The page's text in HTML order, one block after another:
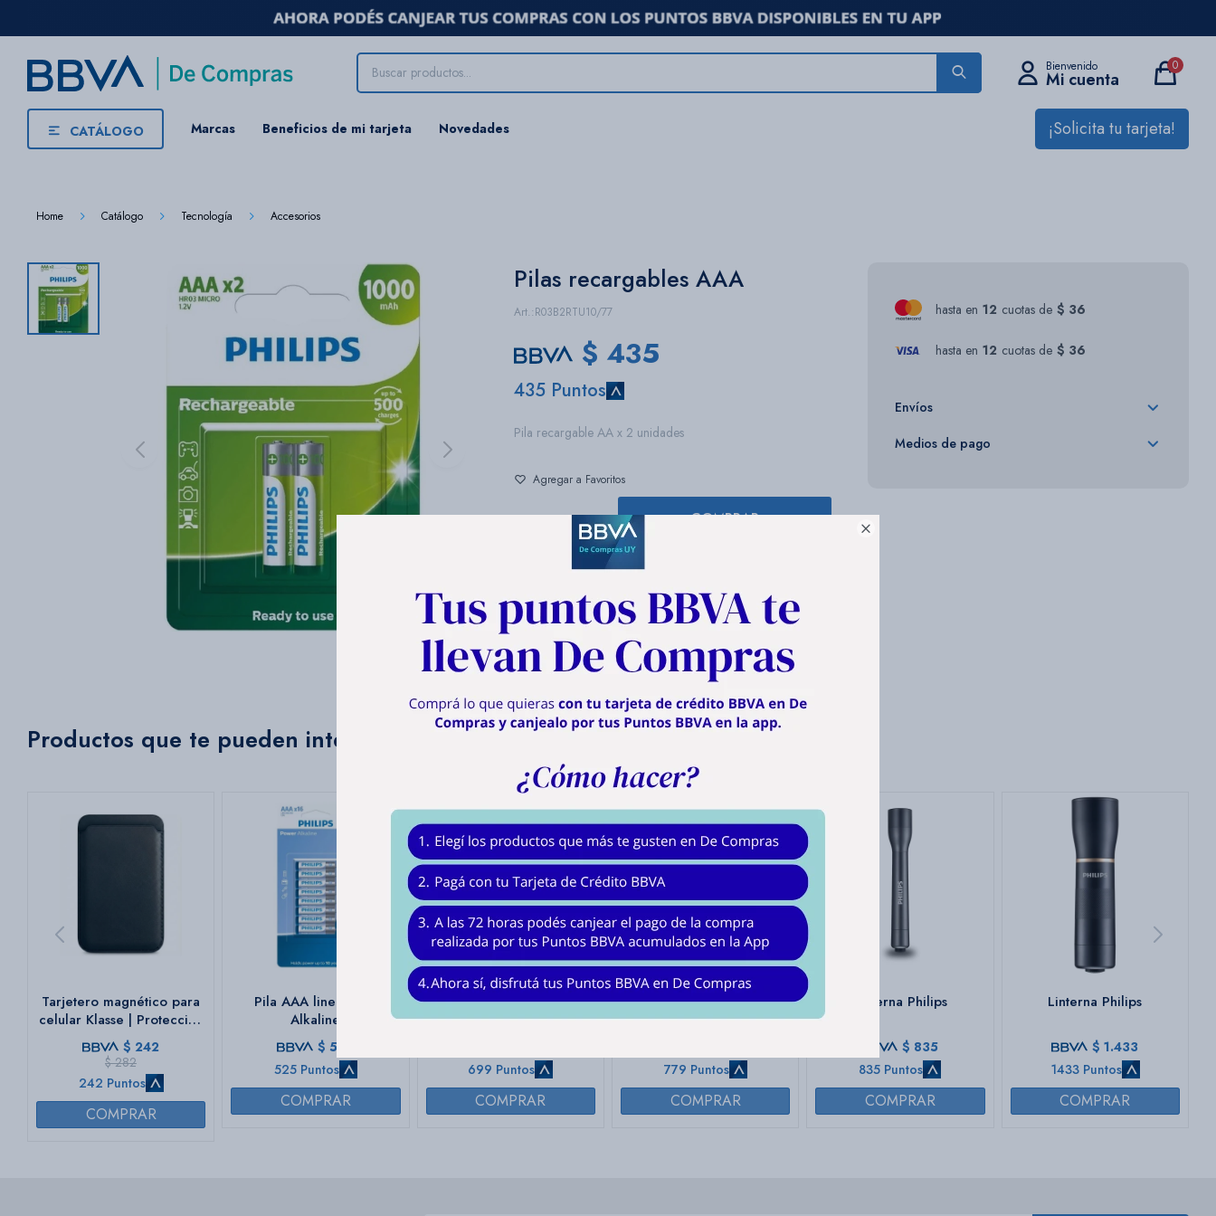

CATÁLOGO Marcas Beneficios de mi tarjeta Novedades ¡Solicita tu tarjeta!
0
Home Catálogo Tecnología Accesorios
Pilas recargables AAA
R03B2RTU10/77
$ 435
435 Puntos
Pila recargable AA x 2 unidades
1 COMPRAR
hasta en 12 cuotas de $ 36
hasta en 12 cuotas de $ 36
Envíos
Medios de pago
Productos que te pueden interesar
Tarjetero magnético para
celular Klasse | Protección
RFID integrada
$ 242
$ 282
242 Puntos
Pila AAA linea Ultra
Alkaline
$ 525
525 Puntos
Pilas recargables AA
699 Puntos
Pila AA linea Power
Alkaline
779 Puntos
Linterna Philips
$ 835
835 Puntos
Linterna Philips
$ 1.433
1433 Puntos